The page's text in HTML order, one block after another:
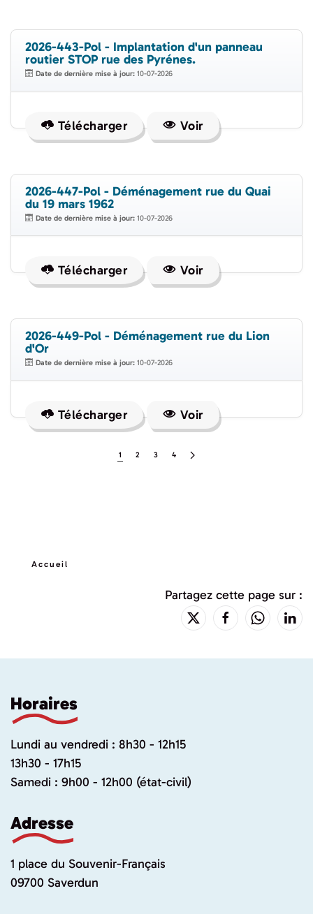
2026-443-Pol - Implantation d'un panneau
routier STOP rue des Pyrénes.
Date de dernière mise à jour: 10-07-2026
Télécharger Voir
2026-447-Pol - Déménagement rue du Quai
du 19 mars 1962
Date de dernière mise à jour: 10-07-2026
Télécharger Voir
2026-449-Pol - Déménagement rue du Lion
d'Or
Date de dernière mise à jour: 10-07-2026
Télécharger Voir
1 2 3 4
Accueil
Partagez cette page sur :
Horaires
Lundi au vendredi : 8h30 - 12h15
13h30 - 17h15
Samedi : 9h00 - 12h00 (état-civil)
Adresse
1 place du Souvenir-Français
09700 Saverdun